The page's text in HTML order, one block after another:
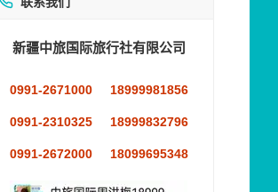
新疆中旅国际旅行社有限公司
0991-2671000 18999981856
0991-2310325 18999832796
0991-2672000 18099695348